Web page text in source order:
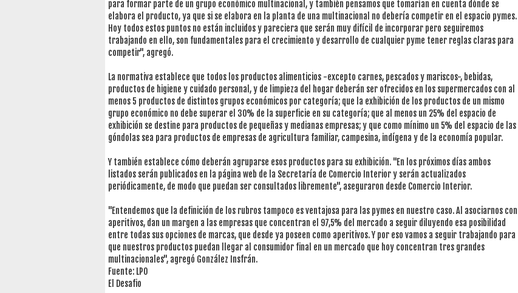
para formar parte de un grupo económico multinacional, y también pensamos que tomarían en cuenta dónde se
elabora el producto, ya que si se elabora en la planta de una multinacional no debería competir en el espacio pymes.
Hoy todos estos puntos no están incluidos y pareciera que serán muy difícil de incorporar pero seguiremos
trabajando en ello, son fundamentales para el crecimiento y desarrollo de cualquier pyme tener reglas claras para
competir", agregó.
La normativa establece que todos los productos alimenticios -excepto carnes, pescados y mariscos-, bebidas,
productos de higiene y cuidado personal, y de limpieza del hogar deberán ser ofrecidos en los supermercados con al
menos 5 productos de distintos grupos económicos por categoría; que la exhibición de los productos de un mismo
grupo económico no debe superar el 30% de la superficie en su categoría; que al menos un 25% del espacio de
exhibición se destine para productos de pequeñas y medianas empresas; y que como mínimo un 5% del espacio de las
góndolas sea para productos de empresas de agricultura familiar, campesina, indígena y de la economía popular.
Y también establece cómo deberán agruparse esos productos para su exhibición. "En los próximos días ambos
listados serán publicados en la página web de la Secretaría de Comercio Interior y serán actualizados
periódicamente, de modo que puedan ser consultados libremente", aseguraron desde Comercio Interior.
"Entendemos que la definición de los rubros tampoco es ventajosa para las pymes en nuestro caso. Al asociarnos con
aperitivos, dan un margen a las empresas que concentran el 97,5% del mercado a seguir diluyendo esa posibilidad
entre todas sus opciones de marcas, que desde ya poseen como aperitivos. Y por eso vamos a seguir trabajando para
que nuestros productos puedan llegar al consumidor final en un mercado que hoy concentran tres grandes
multinacionales", agregó González Insfrán.
Fuente: LPO
El Desafio